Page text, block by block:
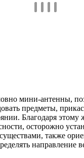
мини-антенны,
предметы,
Благодаря
осторожно
также
направление